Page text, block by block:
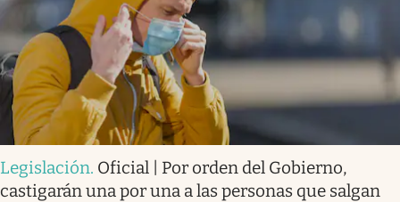
Legislación. Oficial | Por orden del Gobierno,
castigarán una por una a las personas que salgan